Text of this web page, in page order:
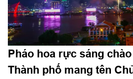
Pháo hoa rực sáng
Thành phố mang tên